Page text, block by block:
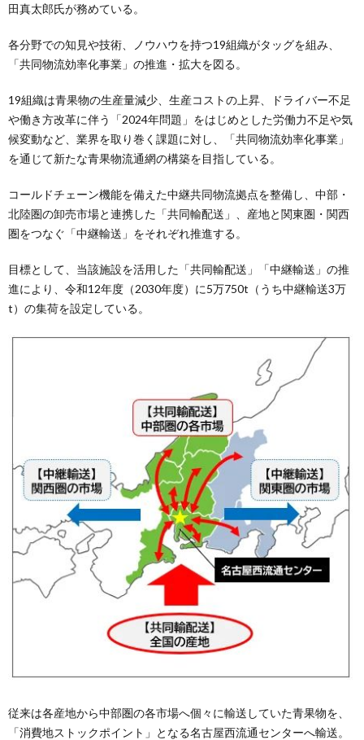
田真太郎氏が務めている。
各分野での知見や技術、ノウハウを持つ19組織がタッグを組み、
「共同物流効率化事業」の推進・拡大を図る。
19組織は青果物の生産量減少、生産コストの上昇、ドライバー不足
や働き方改革に伴う「2024年問題」をはじめとした労働力不足や気
候変動など、業界を取り巻く課題に対し、「共同物流効率化事業」
を通じて新たな青果物流通網の構築を目指している。
コールドチェーン機能を備えた中継共同物流拠点を整備し、中部・
北陸圏の卸売市場と連携した「共同輸配送」、産地と関東圏・関西
圏をつなぐ「中継輸送」をそれぞれ推進する。
目標として、当該施設を活用した「共同輸配送」「中継輸送」の推
進により、令和12年度（2030年度）に5万750t（うち中継輸送3万
t）の集荷を設定している。
従来は各産地から中部圏の各市場へ個々に輸送していた青果物を、
「消費地ストックポイント」となる名古屋西流通センターへ輸送。